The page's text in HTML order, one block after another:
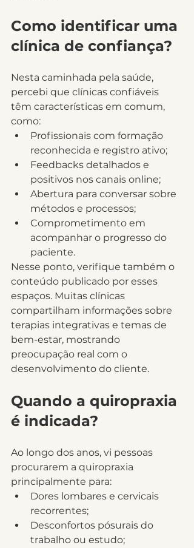
Como identificar uma
clínica de confiança?
Nesta caminhada pela saúde,
percebi que clínicas confiáveis
têm características em comum,
como:
Profissionais com formação
reconhecida e registro ativo;
Feedbacks detalhados e
positivos nos canais online;
Abertura para conversar sobre
métodos e processos;
Comprometimento em
acompanhar o progresso do
paciente.
Nesse ponto, verifique também o
conteúdo publicado por esses
espaços. Muitas clínicas
compartilham informações sobre
terapias integrativas e temas de
bem-estar, mostrando
preocupação real com o
desenvolvimento do cliente.
Quando a quiropraxia
é indicada?
Ao longo dos anos, vi pessoas
procurarem a quiropraxia
principalmente para:
Dores lombares e cervicais
recorrentes;
Desconfortos pósurais do
trabalho ou estudo;